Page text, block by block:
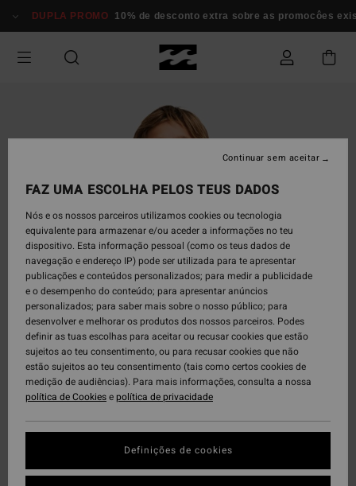
para
informação
DUPLA PROMO 10% de desconto extra sobre as promocôes
FAZ UMA ESCOLHA PELOS TEUS DADOS
Nós e os nossos parceiros utilizamos cookies ou tecnologia
equivalente para armazenar e/ou aceder a informações no teu
dispositivo. Esta informação pessoal (como os teus dados de
navegação e endereço IP) pode ser utilizada para te apresentar
publicações e conteúdos personalizados; para medir a publicidade
e o desempenho do conteúdo; para apresentar anúncios
personalizados; para saber mais sobre o nosso público; para
desenvolver e melhorar os produtos dos nossos parceiros. Podes
definir as tuas escolhas para aceitar ou recusar cookies que estão
sujeitos ao teu consentimento, ou para recusar cookies que não
estão sujeitos ao teu consentimento (tais como certos cookies de
medição de audiências). Para mais informações, consulta a nossa
política de Cookiesepolítica de privacidade
Definições de cookies
Continuar sem aceitar